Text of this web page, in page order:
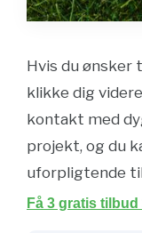
Hvis du ønsker
klikke dig
kontakt med
projekt, og du
uforpligtende
Få 3 gratis tilbud